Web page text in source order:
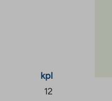
kpl
12